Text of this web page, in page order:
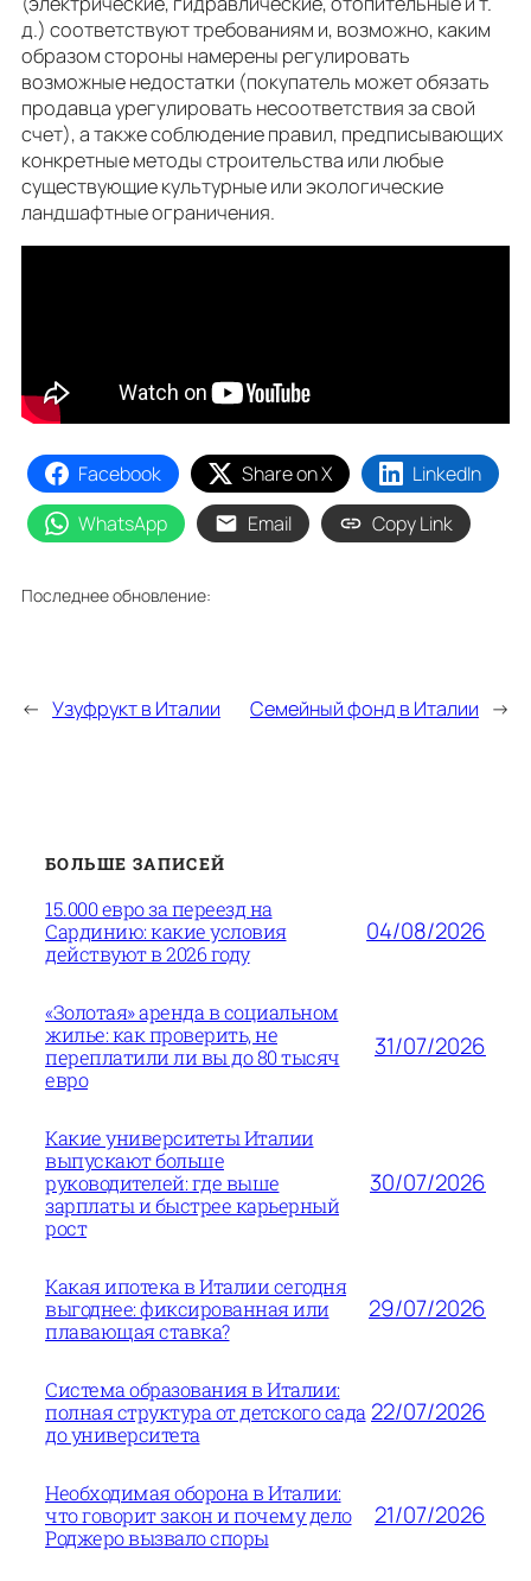
д.) соответствуют требованиям и, возможно, каким
образом стороны намерены регулировать
возможные недостатки (покупатель может обязать
продавца урегулировать несоответствия за свой
счет), а также соблюдение правил, предписывающих
конкретные методы строительства или любые
существующие культурные или экологические
ландшафтные ограничения.
Facebook Share on X
LinkedIn
WhatsApp
Email Copy Link
Последнее обновление:
← Узуфрукт в Италии Семейный фонд в Италии →
БОЛЬШЕ ЗАПИСЕЙ
15.000 евро за переезд на
Сардинию: какие условия
действуют в 2026 году
04/08/2026
«Золотая» аренда в социальном
жилье: как проверить, не
переплатили ли вы до 80 тысяч
евро
31/07/2026
Какие университеты Италии
выпускают больше
руководителей: где выше
зарплаты и быстрее карьерный
рост
30/07/2026
Какая ипотека в Италии сегодня
выгоднее: фиксированная или
плавающая ставка?
29/07/2026
Система образования в Италии:
полная структура от детского сада
до университета
22/07/2026
Необходимая оборона в Италии:
что говорит закон и почему дело
Роджеро вызвало споры
21/07/2026